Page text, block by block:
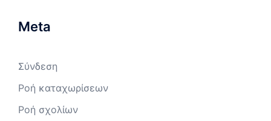
Meta
Σύνδεση
Ροή καταχωρίσεων
Ροή σχολίων